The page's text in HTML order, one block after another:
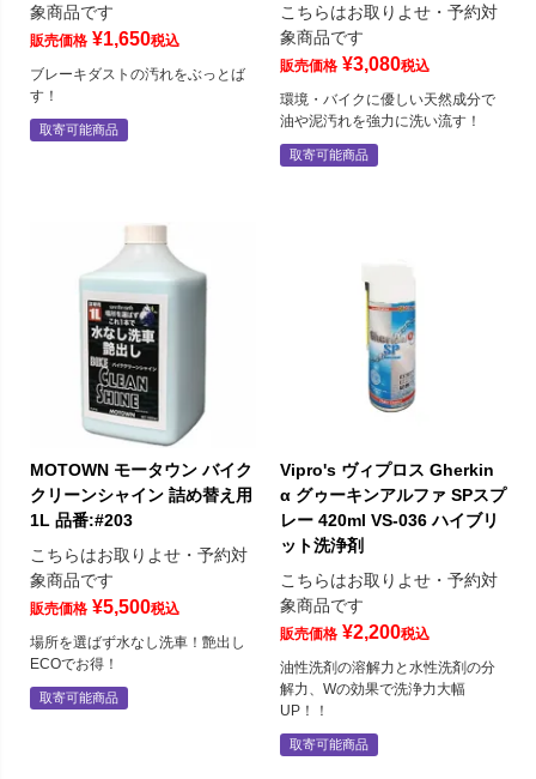
象商品です
販売価格 ¥1,650税込
ブレーキダストの汚れをぶっとば
す！
取寄可能商品
こちらはお取りよせ・予約対
象商品です
販売価格 ¥3,080税込
環境・バイクに優しい天然成分で
油や泥汚れを強力に洗い流す！
取寄可能商品
MOTOWN モータウン バイク
クリーンシャイン 詰め替え用
1L 品番:#203
こちらはお取りよせ・予約対
象商品です
販売価格 ¥5,500税込
場所を選ばず水なし洗車！艶出し
ECOでお得！
取寄可能商品
Vipro's ヴィプロス Gherkin
α グゥーキンアルファ SPスプ
レー 420ml VS-036 ハイブリ
ット洗浄剤
こちらはお取りよせ・予約対
象商品です
販売価格 ¥2,200税込
油性洗剤の溶解力と水性洗剤の分
解力、Wの効果で洗浄力大幅
UP！！
取寄可能商品